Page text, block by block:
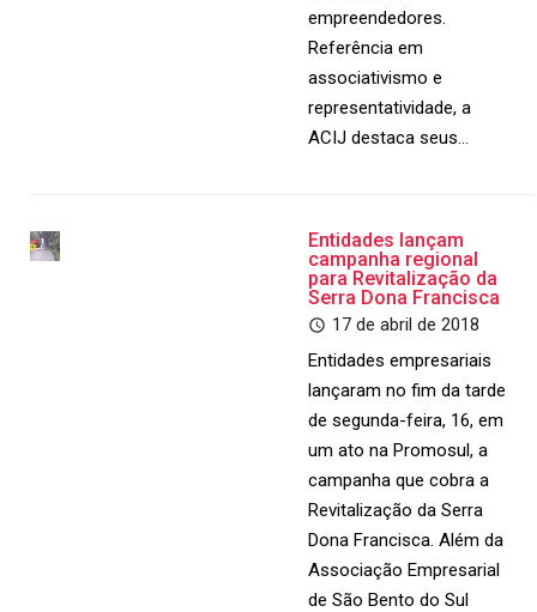
empreendedores.
Referência em
associativismo e
representatividade, a
ACIJ destaca seus…
Entidades lançam
campanha regional
para Revitalização da
Serra Dona Francisca
17 de abril de 2018
Entidades empresariais
lançaram no fim da tarde
de segunda-feira, 16, em
um ato na Promosul, a
campanha que cobra a
Revitalização da Serra
Dona Francisca. Além da
Associação Empresarial
de São Bento do Sul